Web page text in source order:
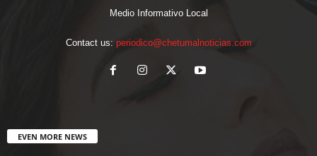
Medio Informativo Local
Contact us: periodico@chetumalnoticias.com
EVEN MORE NEWS